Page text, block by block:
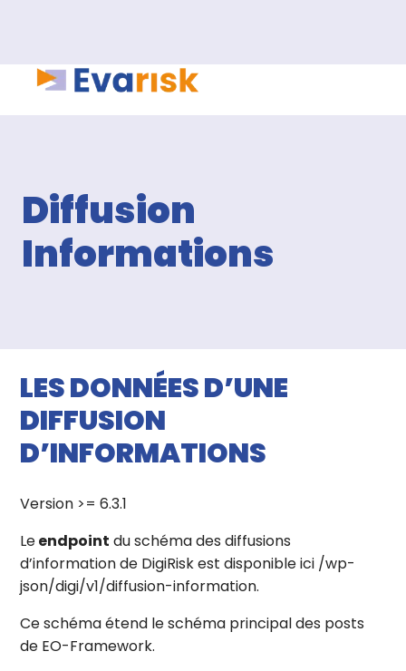
Diffusion
Informations
LES DONNÉES D’UNE
DIFFUSION
D’INFORMATIONS
Version >= 6.3.1
Leendpoint du schéma des diffusions
d’information de DigiRisk est disponible ici /wp-
json/digi/v1/diffusion-information.
Ce schéma étend le schéma principal des posts
de EO-Framework.